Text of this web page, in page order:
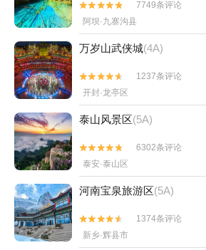


7749条评论
阿坝·九寨沟县
万岁山武侠城(4A)


1237条评论
开封·龙亭区
泰山风景区(5A)


6302条评论
泰安·泰山区
河南宝泉旅游区(5A)


1374条评论
新乡·辉县市